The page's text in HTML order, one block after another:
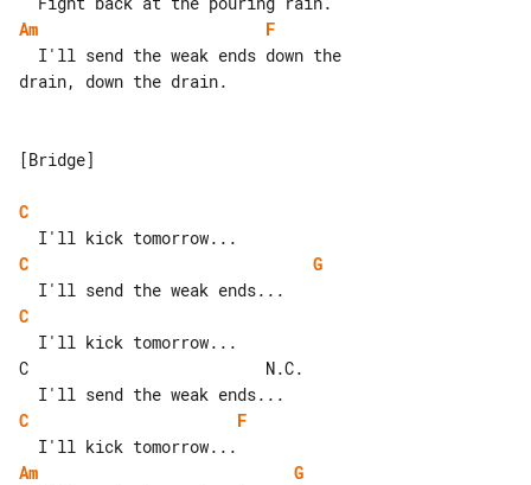
Am
F
drain, down the drain.
[Bridge]
C
C
G
C
C                         N.C.
C
F
Am
G